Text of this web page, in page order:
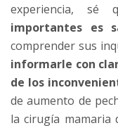
experiencia, sé
importantes es
comprender sus
informarle con
de los
de aumento de
la cirugía mamaria